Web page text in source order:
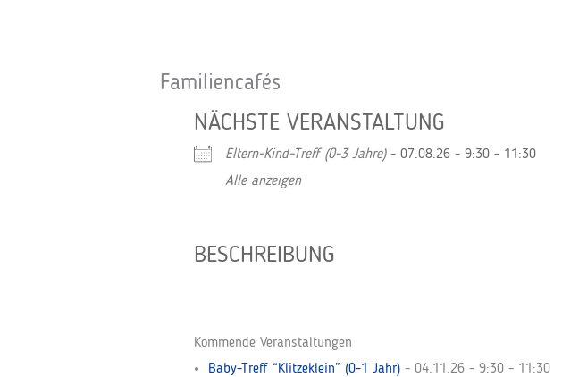
Familiencafés
NÄCHSTE VERANSTALTUNG
Eltern-Kind-Treff (0-3 Jahre)- 07.08.26 - 9:30 - 11:30
Alle anzeigen
BESCHREIBUNG
Kommende Veranstaltungen
Baby-Treff “Klitzeklein” (0-1 Jahr) - 04.11.26 - 9:30 - 11:30